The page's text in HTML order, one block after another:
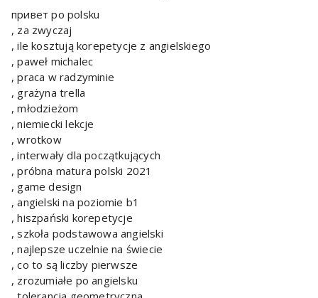
привет po polsku
, za zwyczaj
, ile kosztują korepetycje z angielskiego
, paweł michalec
, praca w radzyminie
, grażyna trella
, młodzieżom
, niemiecki lekcje
, wrotkow
, interwały dla początkujących
, próbna matura polski 2021
, game design
, angielski na poziomie b1
, hiszpański korepetycje
, szkoła podstawowa angielski
, najlepsze uczelnie na świecie
, co to są liczby pierwsze
, zrozumiałe po angielsku